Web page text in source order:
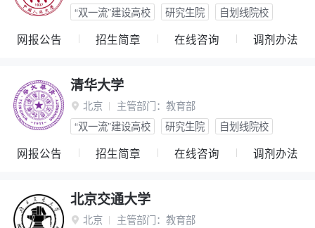
“双一流”建设高校
研究生院 自划线院校
网报公告 招生简章 在线咨询 调剂办法
清华大学
 北京 主管部门： 教育部
“双一流”建设高校
研究生院 自划线院校
网报公告 招生简章 在线咨询 调剂办法
北京交通大学
 北京 主管部门： 教育部